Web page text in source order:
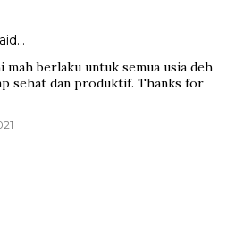
mah berlaku untuk semua usia deh
sehat dan produktif. Thanks for